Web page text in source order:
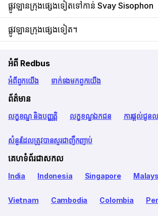
ផ្លូវឡានក្រុងផ្សេងទៀតទៅកាន់ Svay Sisophon
ផ្លូវឡានក្រុងផ្សេងទៀត។
អំពី Redbus
អំពី​ពួក​យើង ទាក់ទង​មក​ពួក​យើង
ព័ត៌មាន
លក្ខខណ្ឌ និងបញ្ញត្តិ លក្ខខណ្ឌឯកជន ការផ្តល់ជូនល
សំនួរដែលត្រូវបានសួរជាញឹកញាប់
គេហទំព័រជាសកល
India Indonesia Singapore
Vietnam Cambodia Colombia